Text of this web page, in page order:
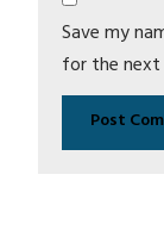
Save my
for the